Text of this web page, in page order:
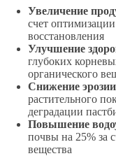
Увеличение
счет
восстановления
Улучшение
глубоких
органического
Снижение
растительного
деградации
Повышение
почвы на 25% за
вещества